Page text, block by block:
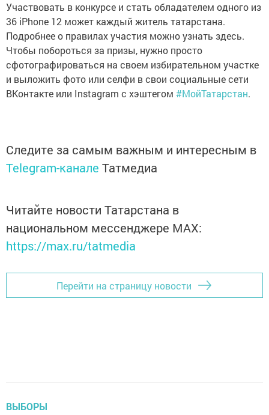
Участвовать в конкурсе и стать обладателем одного из
36 iPhone 12 может каждый житель татарстана.
Подробнее о правилах участия можно узнать здесь.
Чтобы побороться за призы, нужно просто
сфотографироваться на своем избирательном участке
и выложить фото или селфи в свои социальные сети
ВКонтакте или Instagram с хэштегом #МойТатарстан.
Следите за самым важным и интересным в
Telegram-канале Татмедиа
Читайте новости Татарстана в
национальном мессенджере MАХ:
https://max.ru/tatmedia
Перейти на страницу новости
ВЫБОРЫ